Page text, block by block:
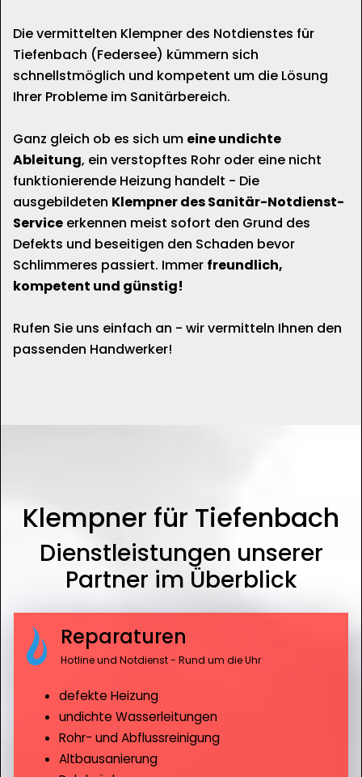
Die vermittelten Klempner des Notdienstes für
Tiefenbach (Federsee) kümmern sich
schnellstmöglich und kompetent um die Lösung
Ihrer Probleme im Sanitärbereich.
Ganz gleich ob es sich um eine undichte
Ableitung, ein verstopftes Rohr oder eine nicht
funktionierende Heizung handelt - Die
ausgebildeten Klempner des Sanitär-Notdienst-
Service erkennen meist sofort den Grund des
Defekts und beseitigen den Schaden bevor
Schlimmeres passiert. Immer freundlich,
kompetent und günstig!
Rufen Sie uns einfach an - wir vermitteln Ihnen den
passenden Handwerker!
Klempner für Tiefenbach
Dienstleistungen unserer
Partner im Überblick
Reparaturen
Hotline und Notdienst - Rund um die Uhr
defekte Heizung
undichte Wasserleitungen
Rohr- und Abflussreinigung
Altbausanierung